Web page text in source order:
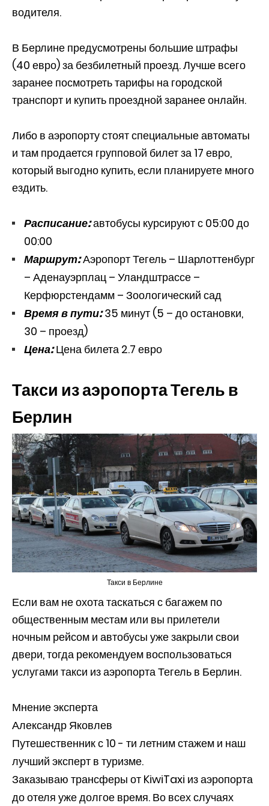
водителя.
В Берлине предусмотрены большие штрафы
(40 евро) за безбилетный проезд. Лучше всего
заранее посмотреть тарифы на городской
транспорт и купить проездной заранее онлайн.
Либо в аэропорту стоят специальные автоматы
и там продается групповой билет за 17 евро,
который выгодно купить, если планируете много
ездить.
Расписание:автобусы курсируют с 05:00 до
00:00
Маршрут:Аэропорт Тегель – Шарлоттенбург
– Аденауэрплац – Уландштрассе –
Керфюрстендамм – Зоологический сад
Время в пути:35 минут (5 – до остановки,
30 – проезд)
Цена:Цена билета 2.7 евро
Такси из аэропорта Тегель в
Берлин
Такси в Берлине
Если вам не охота таскаться с багажем по
общественным местам или вы прилетели
ночным рейсом и автобусы уже закрыли свои
двери, тогда рекомендуем воспользоваться
услугами такси из аэропорта Тегель в Берлин.
Мнение эксперта
Александр Яковлев
Путешественник с 10 - ти летним стажем и наш
лучший эксперт в туризме.
Заказываю трансферы от KiwiTaxi из аэропорта
до отеля уже долгое время. Во всех случаях